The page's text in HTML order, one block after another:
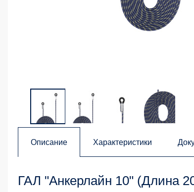
Описание Характеристики
ГАЛ "Анкерлайн 10" (Длина